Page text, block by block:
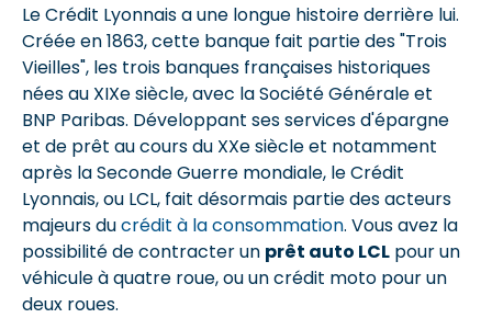
Le Crédit Lyonnais a une longue histoire derrière lui.
Créée en 1863, cette banque fait partie des "Trois
Vieilles", les trois banques françaises historiques
nées au XIXe siècle, avec la Société Générale et
BNP Paribas. Développant ses services d'épargne
et de prêt au cours du XXe siècle et notamment
après la Seconde Guerre mondiale, le Crédit
Lyonnais, ou LCL, fait désormais partie des acteurs
majeurs ducrédit à la consommation. Vous avez la
possibilité de contracter un prêt auto LCL pour un
véhicule à quatre roue, ou un crédit moto pour un
deux roues.